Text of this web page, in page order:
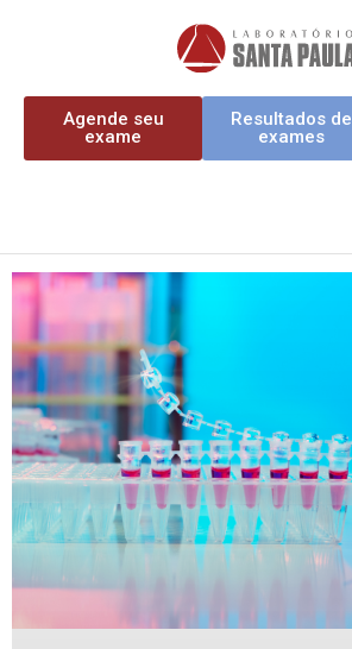
Agende seu
exame
Resultados de
exames